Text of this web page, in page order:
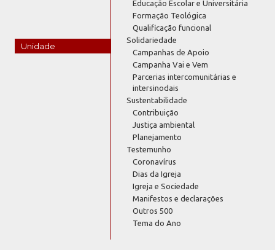
Unidade
Educação Escolar e Universitária
Formação Teológica
Qualificação funcional
Solidariedade
Campanhas de Apoio
Campanha Vai e Vem
Parcerias intercomunitárias e
intersinodais
Sustentabilidade
Contribuição
Justiça ambiental
Planejamento
Testemunho
Coronavírus
Dias da Igreja
Igreja e Sociedade
Manifestos e declarações
Outros 500
Tema do Ano